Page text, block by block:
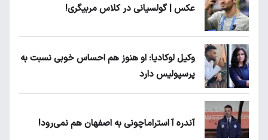
عکس | گولسیانی در کلاس مربیگری!
وکیل لوکادیا: او هنوز هم احساس خوبی نسبت به
پرسپولیس دارد
آندره آ استراماچونی به اصفهان هم نمی‌رود!